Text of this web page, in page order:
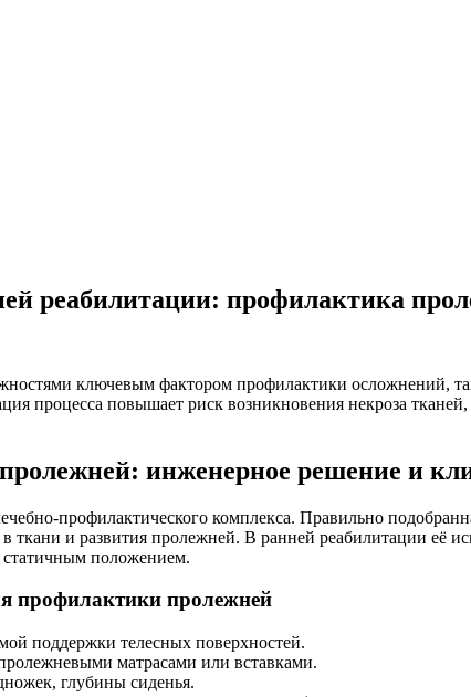
реабилитации: профилактика
ключевым фактором профилактики осложнений,
процесса повышает риск возникновения некроза тканей,
инженерное решение и
профилактического комплекса. Правильно
и развития пролежней. В ранней реабилитации её
положением.
профилактики пролежней
поддержки телесных поверхностей.
матрасами или вставками.
глубины сиденья.